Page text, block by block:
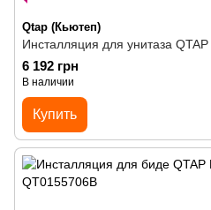
Qtap (Кьютеп)
Инсталляция для унитаза
6 192 грн
В наличии
Купить